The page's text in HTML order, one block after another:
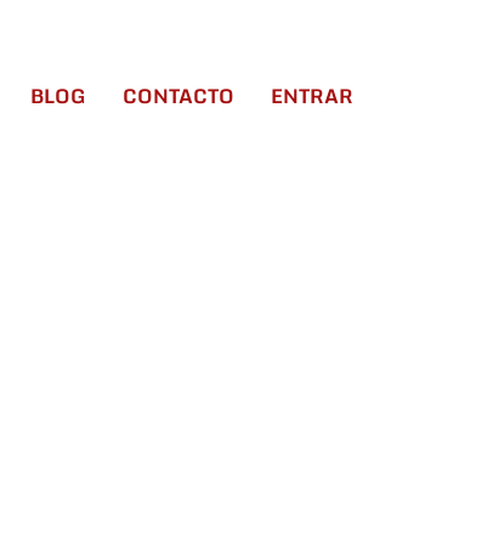
BLOG CONTACTO ENTRAR